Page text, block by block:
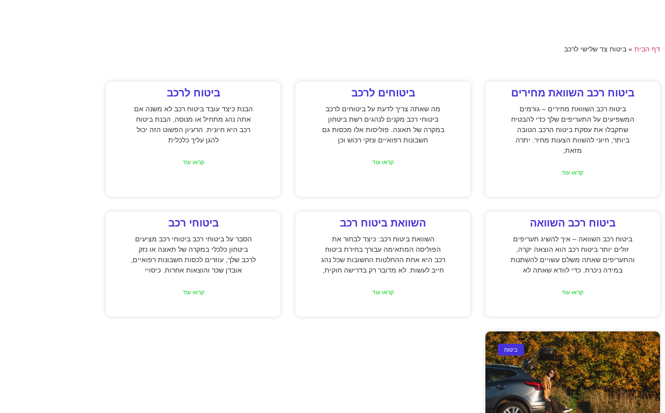
דף הבית » ביטוח צד שלישי לרכב
ביטוח רכב השוואת מחירים
ביטוח רכב השוואת מחירים – גורמים
המשפיעים על התעריפים שלך כדי להבטיח
שתקבלו את עסקת ביטוח הרכב הטובה
ביותר, חיוני להשוות הצעות מחיר. יתרה
מזאת,
קראו עוד
ביטוחים לרכב
מה שאתה צריך לדעת על ביטוחים לרכב
ביטוחי רכב מקנים לנהגים רשת ביטחון
במקרה של תאונה. פוליסות אלו מכסות גם
חשבונות רפואיים ונזקי רכוש וכן
קראו עוד
ביטוח לרכב
הבנת כיצד עובד ביטוח רכב לא משנה אם
אתה נהג מתחיל או מנוסה, הבנת ביטוח
רכב היא חיונית. הרעיון הפשוט הזה יכול
להגן עליך כלכלית
קראו עוד
ביטוח רכב השוואה
ביטוח רכב השוואה – איך להשיג תעריפים
זולים יותר ביטוח רכב הוא הוצאה יקרה,
והתעריפים שאתה משלם עשויים להשתנות
במידה ניכרת. כדי לוודא שאתה לא
קראו עוד
השוואת ביטוח רכב
השוואת ביטוח רכב: כיצד לבחור את
הפוליסה המתאימה עבורך בחירת ביטוח
רכב היא אחת ההחלטות החשובות שכל נהג
חייב לעשות. לא מדובר רק בדרישה חוקית,
קראו עוד
ביטוחי רכב
הסבר על ביטוחי רכב ביטוחי רכב מציעים
ביטחון כלכלי במקרה של תאונה או נזק
לרכב שלך, עוזרים לכסות חשבונות רפואיים,
אובדן שכר והוצאות אחרות. כיסויי
קראו עוד
ביטוח